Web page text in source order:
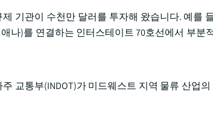
기관이 수천만 달러를 투자해 왔습니다. 예를
나)를 연결하는 인터스테이트 70호선에서 부분
교통부(INDOT)가 미드웨스트 지역 물류 산업